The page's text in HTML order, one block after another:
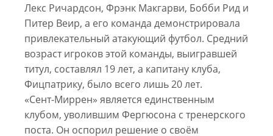
Лекс Ричардсон, Фрэнк Макгарви, Бобби Рид и
Питер Веир, а его команда демонстрировала
привлекательный атакующий футбол. Средний
возраст игроков этой команды, выигравшей
титул, составлял 19 лет, а капитану клуба,
Фицпатрику, было всего лишь 20 лет.
«Сент-Миррен» является единственным
клубом, уволившим Фергюсона с тренерского
поста. Он оспорил решение о своём